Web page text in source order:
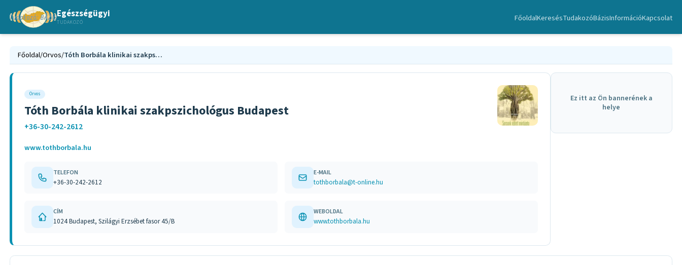
Egészségügyi
TUDAKOZÓ FőoldalKeresésTudakozóBázisInformációKapcsolat
Főoldal/Orvos/ Tóth Borbála klinikai szakpszichológus Budapest
Orvos
Tóth Borbála klinikai szakpszichológus Budapest
+36-30-242-2612
www.tothborbala.hu
TELEFON
+36-30-242-2612
E-MAIL
tothborbala@t-online.hu
CÍM
1024 Budapest, Szilágyi Erzsébet fasor 45/B
WEBOLDAL
www.tothborbala.hu
Ez itt az Ön bannerének a
helye